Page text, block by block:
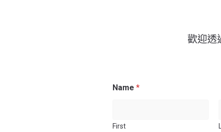
歡迎透
Name *
First